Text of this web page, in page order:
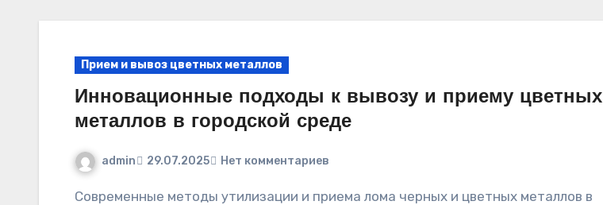
Прием и вывоз цветных металлов
Инновационные подходы к вывозу и приему цветных
металлов в городской среде
admin 29.07.2025 Нет комментариев
Современные методы утилизации и приема лома черных и цветных металлов в